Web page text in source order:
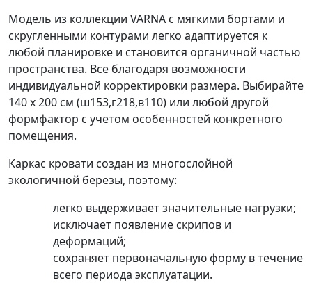
Модель из коллекции VARNA с мягкими бортами и
скругленными контурами легко адаптируется к
любой планировке и становится органичной частью
пространства. Все благодаря возможности
индивидуальной корректировки размера. Выбирайте
140 x 200 см (ш153,г218,в110) или любой другой
формфактор с учетом особенностей конкретного
помещения.
Каркас кровати создан из многослойной
экологичной березы, поэтому:
легко выдерживает значительные нагрузки;
исключает появление скрипов и
деформаций;
сохраняет первоначальную форму в течение
всего периода эксплуатации.